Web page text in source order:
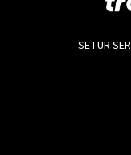
SETUR